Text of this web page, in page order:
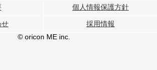
ータ解析の各パートナーに提供しています。
のサービスを使用したときに収集した他の情報を組み
個人情報保護方針
せ
採用情報
© oricon ME inc.